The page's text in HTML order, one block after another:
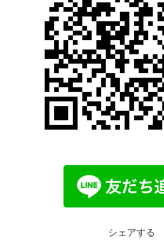
シェアする